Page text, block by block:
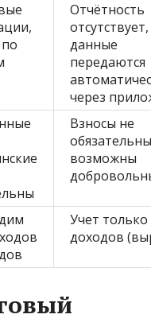
Отчётность
отсутствует,
данные
передаются
через
Взносы не
возможны
Учет только
доходов